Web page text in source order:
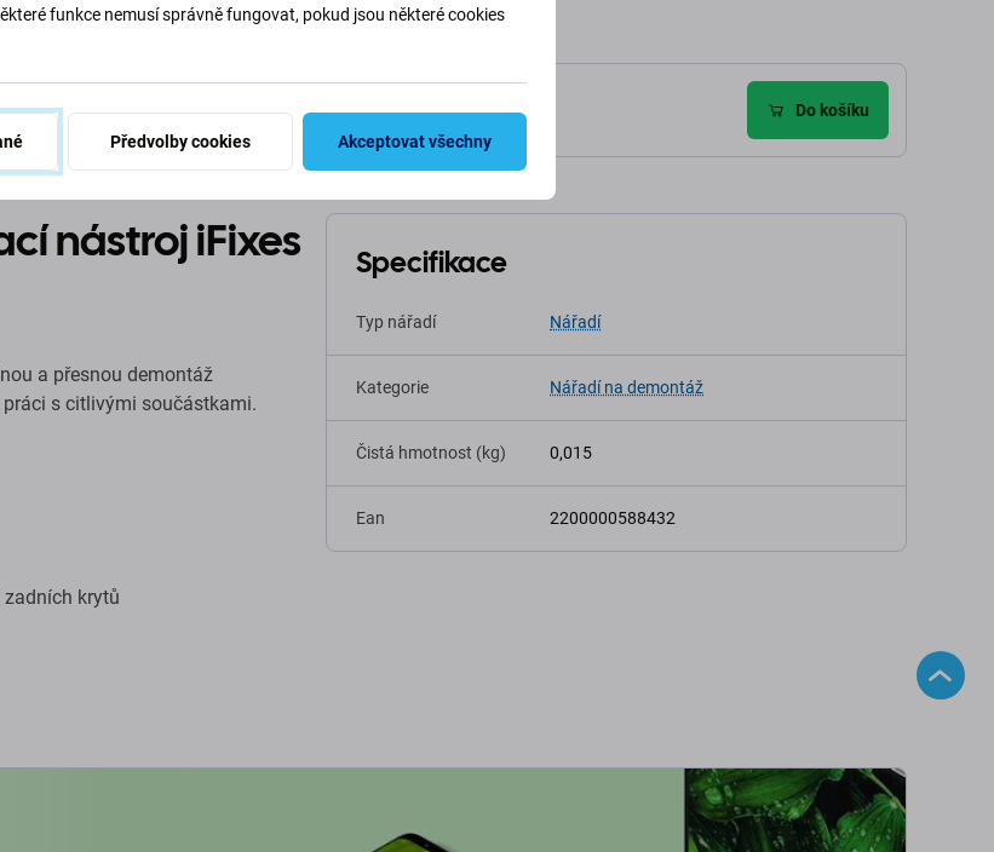
Popis a specifikace Doprava a vrácení Do košíku
nástroj iFixes
a přesnou demontáž
práci s citlivými součástkami.
krytů
Specifikace
Typ nářadí Nářadí
Kategorie Nářadí na demontáž
Čistá hmotnost (kg) 0,015
Ean 2200000588432
funkce nemusí správně fungovat, pokud jsou některé cookies
Předvolby cookies Akceptovat všechny